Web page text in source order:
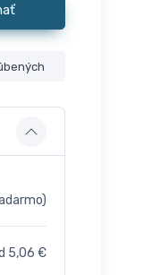
5,06 €